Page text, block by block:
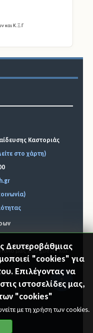
και Κ.Ξ.Γ
Καστοριάς
στο χάρτη)
μας 205 guests και
Δευτεροβάθμιας
"cookies" για
Επιλέγοντας να
ιστοσελίδες μας,
"cookies"
με τη χρήση των cookies.
"Επιστ